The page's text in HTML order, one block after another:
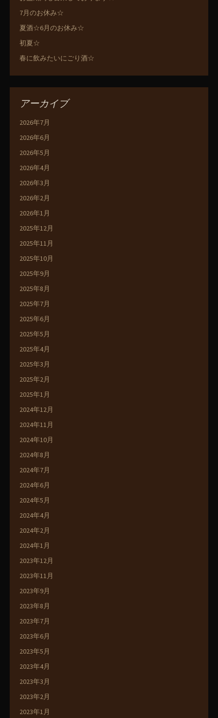
7月のお休み☆
夏酒☆6月のお休み☆
初夏☆
春に飲みたいにごり酒☆
アーカイブ
2026年7月
2026年6月
2026年5月
2026年4月
2026年3月
2026年2月
2026年1月
2025年12月
2025年11月
2025年10月
2025年9月
2025年8月
2025年7月
2025年6月
2025年5月
2025年4月
2025年3月
2025年2月
2025年1月
2024年12月
2024年11月
2024年10月
2024年8月
2024年7月
2024年6月
2024年5月
2024年4月
2024年2月
2024年1月
2023年12月
2023年11月
2023年9月
2023年8月
2023年7月
2023年6月
2023年5月
2023年4月
2023年3月
2023年2月
2023年1月